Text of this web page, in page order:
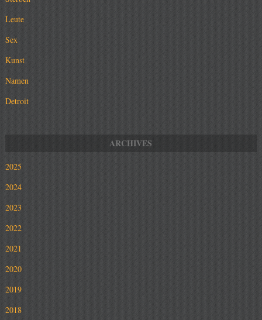
Leute
Sex
Kunst
Namen
Detroit
2025
2024
2023
2022
2021
2020
2019
2018